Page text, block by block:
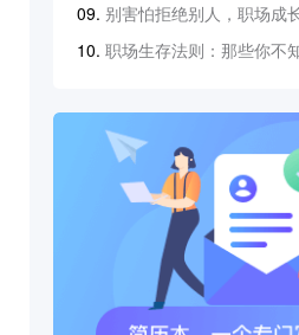
别害怕拒绝别人，职场成
职场生存法则：那些你不